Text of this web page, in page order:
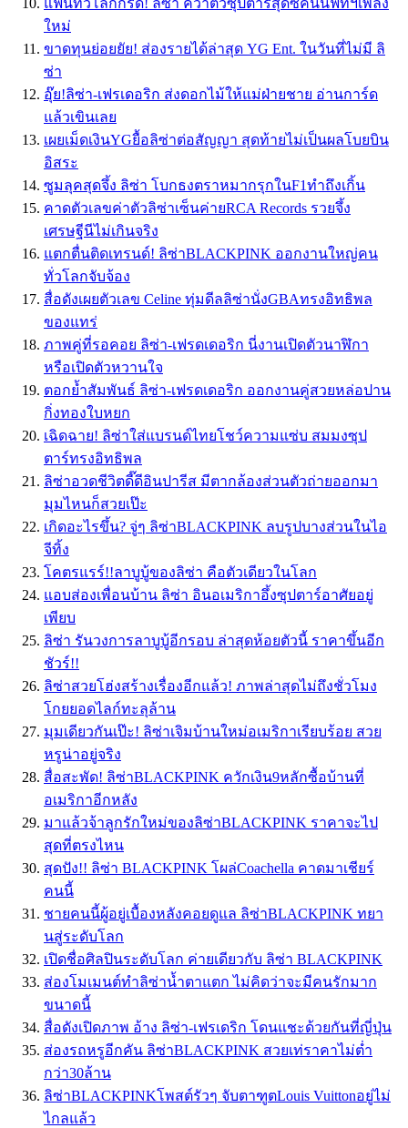
แฟนทั่วโลกกรี๊ด! ลิซ่า คว้าตัวซุปตาร์สุดซี้คนนี้ฟีทฯเพลง
ใหม่
ขาดทุนย่อยยัย! ส่องรายได้ล่าสุด YG Ent. ในวันที่ไม่มี ลิ
ซ่า
อุ๊ย!ลิซ่า-เฟรเดอริก ส่งดอกไม้ให้แม่ฝ่ายชาย อ่านการ์ด
แล้วเขินเลย
เผยเม็ดเงินYGยื้อลิซ่าต่อสัญญา สุดท้ายไม่เป็นผลโบยบิน
อิสระ
ซูมลุคสุดจึ้ง ลิซ่า โบกธงตราหมากรุกในF1ทำถึงเกิ้น
คาดตัวเลขค่าตัวลิซ่าเซ็นค่ายRCA Records รวยจึ้ง
เศรษฐีนีไม่เกินจริง
แตกตื่นติดเทรนด์! ลิซ่าBLACKPINK ออกงานใหญ่คน
ทั่วโลกจับจ้อง
สื่อดังเผยตัวเลข Celine ทุ่มดีลลิซ่านั่งGBAทรงอิทธิพล
ของแทร่
ภาพคู่ที่รอคอย ลิซ่า-เฟรดเดอริก นี่งานเปิดตัวนาฬิกา
หรือเปิดตัวหวานใจ
ตอกย้ำสัมพันธ์ ลิซ่า-เฟรดเดอริก ออกงานคู่สวยหล่อปาน
กิ่งทองใบหยก
เฉิดฉาย! ลิซ่าใส่แบรนด์ไทยโชว์ความแซ่บ สมมงซุป
ตาร์ทรงอิทธิพล
ลิซ่าอวดชีวิตดี๊ดีอินปารีส มีตากล้องส่วนตัวถ่ายออกมา
มุมไหนก็สวยเป๊ะ
เกิดอะไรขึ้น? จู่ๆ ลิซ่าBLACKPINK ลบรูปบางส่วนในไอ
จีทิ้ง
โคตรแรร์!!ลาบูบู้ของลิซ่า คือตัวเดียวในโลก
แอบส่องเพื่อนบ้าน ลิซ่า อินอเมริกาอึ้งซุปตาร์อาศัยอยู่
เพียบ
ลิซ่า รันวงการลาบูบู้อีกรอบ ล่าสุดห้อยตัวนี้ ราคาขึ้นอีก
ชัวร์!!
ลิซ่าสวยโฮ่งสร้างเรื่องอีกแล้ว! ภาพล่าสุดไม่ถึงชั่วโมง
โกยยอดไลก์ทะลุล้าน
มุมเดียวกันเป๊ะ! ลิซ่าเจิมบ้านใหม่อเมริกาเรียบร้อย สวย
หรูน่าอยู่จริง
สื่อสะพัด! ลิซ่าBLACKPINK ควักเงิน9หลักซื้อบ้านที่
อเมริกาอีกหลัง
มาแล้วจ้าลูกรักใหม่ของลิซ่าBLACKPINK ราคาจะไป
สุดที่ตรงไหน
สุดปัง!! ลิซ่า BLACKPINK โผล่Coachella คาดมาเชียร์
คนนี้
ชายคนนี้ผู้อยู่เบื้องหลังคอยดูแล ลิซ่าBLACKPINK ทยา
นสู่ระดับโลก
เปิดชื่อศิลปินระดับโลก ค่ายเดียวกับ ลิซ่า BLACKPINK
ส่องโมเมนต์ทำลิซ่าน้ำตาแตก ไม่คิดว่าจะมีคนรักมาก
ขนาดนี้
สื่อดังเปิดภาพ อ้าง ลิซ่า-เฟรเดริก โดนแชะด้วยกันที่ญี่ปุ่น
ส่องรถหรูอีกคัน ลิซ่าBLACKPINK สวยเท่ราคาไม่ต่ำ
กว่า30ล้าน
ลิซ่าBLACKPINKโพสต์รัวๆ จับตาฑูตLouis Vuittonอยู่ไม่
ไกลแล้ว